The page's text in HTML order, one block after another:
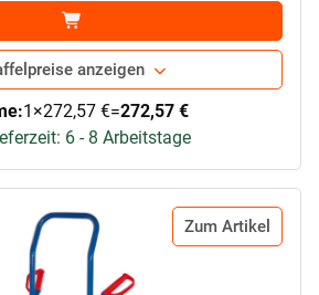
anzeigen
1 ×272,57 €=272,57 €
6 - 8 Arbeitstage
Zum Artikel